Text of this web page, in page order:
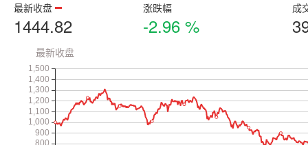
最新收盘
1444.82
涨跌幅
-2.96 %
成